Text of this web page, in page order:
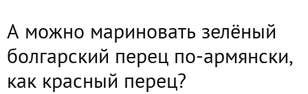
А можно мариновать зелёный
болгарский перец по-армянски,
как красный перец?